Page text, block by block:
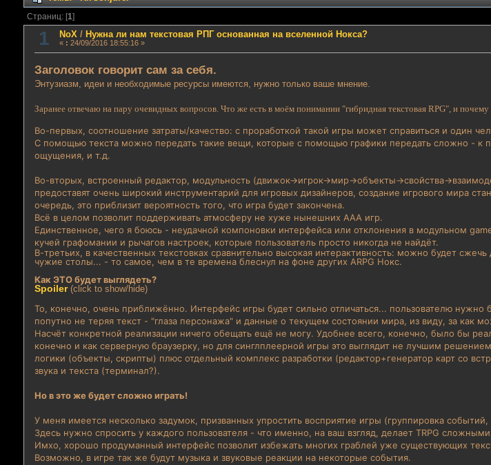
Страниц: [1]
1 NoX/ Нужна ли нам текстовая РПГ основанная на вселенной Нокса?
« : 24/09/2016 18:55:16 »
Заголовок говорит сам за себя.
Энтузиазм, идеи и необходимые ресурсы имеются, нужно только ваше мнение.
Заранее отвечаю на пару очевидных вопросов.Что же есть в моём понимании "гибридная текстовая RPG", и
Во-первых, соотношение затраты/качество: с проработкой такой игры может справиться и один
С помощью текста можно передать такие вещи, которые с помощью графики передать сложно - к
ощущения, и т.д.
Во-вторых, встроенный редактор, модульность (движок->игрок->мир->объекты->свойства-
предоставят очень широкий инструментарий для игровых дизайнеров, создание игрового мира
очередь, это приблизит вероятность того, что игра будет закончена.
Всё в целом позволит поддерживать атмосферу не хуже нынешних AAA игр.
Единственное, чего я боюсь - неудачной компоновки интерфейса или отклонения в модульном
кучей графомании и рычагов настроек, которые пользователь просто никогда не найдёт.
В-третьих, в качественных текстовках сравнительно высокая интерактивность: можно будет
чужие столы... - то самое, чем в те времена блеснул на фоне других ARPG Нокс.
Как ЭТО будет выглядеть?
Spoiler(click to show/hide)
То, конечно, очень приближённо. Интерфейс игры будет сильно отличаться... пользователю
попутно не теряя текст - "глаза персонажа" и данные о текущем состоянии мира, из виду, за как
Насчёт конкретной реализации ничего обещать ещё не могу. Удобнее всего, конечно, было бы
конечно и как серверную браузерку, но для синглплеерной игры это выглядит не лучшим
логики (объекты, скрипты) плюс отдельный комплекс разработки (редактор+генератор карт со
звука и текста (терминал?).
Но в это же будет сложно играть!
У меня имеется несколько задумок, призванных упростить восприятие игры (группировка
Здесь нужно спросить у каждого пользователя - что именно, на ваш взгляд, делает TRPG
Имхо, хорошо продуманный интерфейс позволит избежать многих граблей уже существующих
Возможно, в игре так же будут музыка и звуковые реакции на некоторые события.